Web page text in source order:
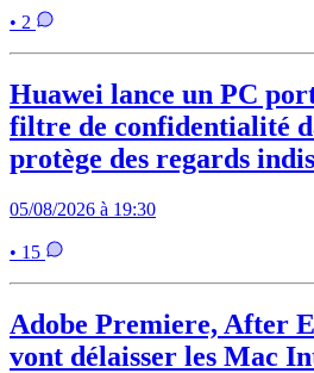
• 2
Huawei lance un PC
filtre de confidentialité
protège des regards
05/08/2026 à 19:30
• 15
Adobe Premiere, After
vont délaisser les Mac